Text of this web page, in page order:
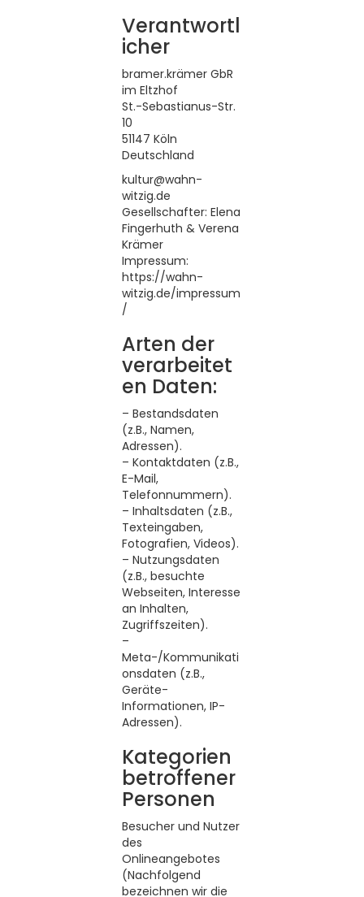
Verantwortl
icher
bramer.krämer GbR
im Eltzhof
St.-Sebastianus-Str.
10
51147 Köln
Deutschland
kultur@wahn-
witzig.de
Gesellschafter: Elena
Fingerhuth & Verena
Krämer
Impressum:
https://wahn-
witzig.de/impressum
/
Arten der
verarbeitet
en Daten:
– Bestandsdaten
(z.B., Namen,
Adressen).
– Kontaktdaten (z.B.,
E-Mail,
Telefonnummern).
– Inhaltsdaten (z.B.,
Texteingaben,
Fotografien, Videos).
– Nutzungsdaten
(z.B., besuchte
Webseiten, Interesse
an Inhalten,
Zugriffszeiten).
–
Meta-/Kommunikati
onsdaten (z.B.,
Geräte-
Informationen, IP-
Adressen).
Kategorien
betroffener
Personen
Besucher und Nutzer
des
Onlineangebotes
(Nachfolgend
bezeichnen wir die